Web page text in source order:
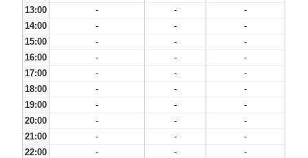
13:00
- -
-
14:00
- -
-
15:00
- -
-
16:00
- -
-
17:00
- -
-
18:00
- -
-
19:00
- -
-
20:00
- -
-
21:00
- -
-
22:00
- -
-